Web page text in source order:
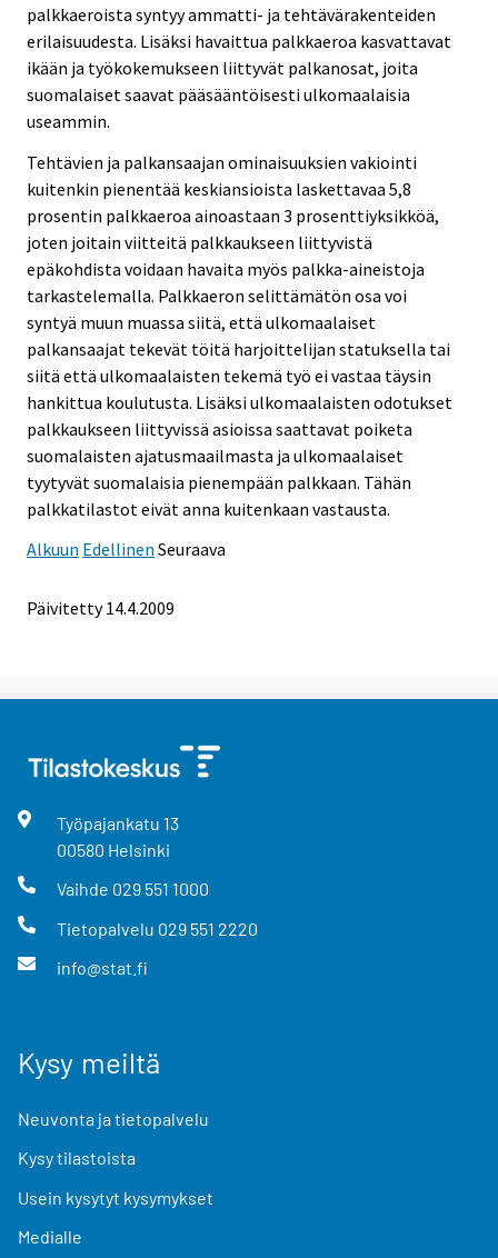
palkkaeroista syntyy ammatti- ja tehtävärakenteiden
erilaisuudesta. Lisäksi havaittua palkkaeroa kasvattavat
ikään ja työkokemukseen liittyvät palkanosat, joita
suomalaiset saavat pääsääntöisesti ulkomaalaisia
useammin.
Tehtävien ja palkansaajan ominaisuuksien vakiointi
kuitenkin pienentää keskiansioista laskettavaa 5,8
prosentin palkkaeroa ainoastaan 3 prosenttiyksikköä,
joten joitain viitteitä palkkaukseen liittyvistä
epäkohdista voidaan havaita myös palkka-aineistoja
tarkastelemalla. Palkkaeron selittämätön osa voi
syntyä muun muassa siitä, että ulkomaalaiset
palkansaajat tekevät töitä harjoittelijan statuksella tai
siitä että ulkomaalaisten tekemä työ ei vastaa täysin
hankittua koulutusta. Lisäksi ulkomaalaisten odotukset
palkkaukseen liittyvissä asioissa saattavat poiketa
suomalaisten ajatusmaailmasta ja ulkomaalaiset
tyytyvät suomalaisia pienempään palkkaan. Tähän
palkkatilastot eivät anna kuitenkaan vastausta.
Alkuun Edellinen Seuraava
Päivitetty14.4.2009
Työpajankatu 13
00580 Helsinki
Vaihde 029 551 1000
Tietopalvelu 029 551 2220
info@stat.fi
Kysy meiltä
Neuvonta ja tietopalvelu
Kysy tilastoista
Usein kysytyt kysymykset
Medialle